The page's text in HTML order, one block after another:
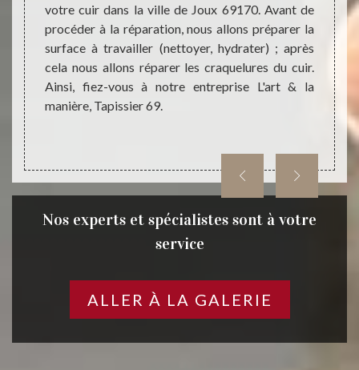
de
Pour
à
69.
votre cuir dans la ville de Joux 69170. Avant de
procéder à la réparation, nous allons préparer la
surface à travailler (nettoyer, hydrater) ; après
cela nous allons réparer les craquelures du cuir.
Ainsi, fiez-vous à notre entreprise L'art & la
manière, Tapissier 69.
à
Nos experts et spécialistes sont à votre
service
ALLER À LA GALERIE